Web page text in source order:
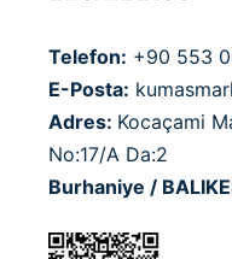
Telefon: +90 553
E-Posta:
Adres: Kocaçami
No:17/A Da:2
Burhaniye /